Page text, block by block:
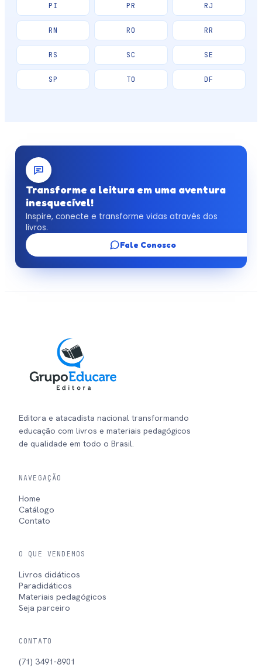
PI PR RJ
RN RO RR
RS SC SE
SP TO DF
Transforme a leitura em uma aventura
inesquecível!
Inspire, conecte e transforme vidas através dos
livros.
Fale Conosco
Editora e atacadista nacional transformando
educação com livros e materiais pedagógicos
de qualidade em todo o Brasil.
NAVEGAÇÃO
Home
Catálogo
Contato
O QUE VENDEMOS
Livros didáticos
Paradidáticos
Materiais pedagógicos
Seja parceiro
CONTATO
(71) 3491-8901